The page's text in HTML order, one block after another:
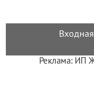
Реклама: ИП